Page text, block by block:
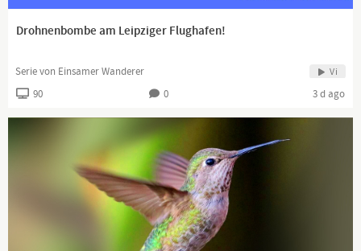
Drohnenbombe am Leipziger Flughafen!
Serie von Einsamer Wanderer Vi
90 0 3 d ago